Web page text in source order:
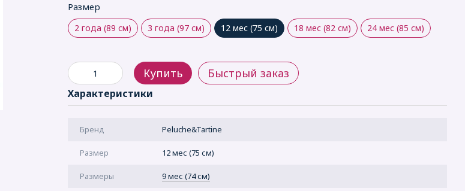
Размер
2 года (89 см) 3 года (97 см) 12 мес (75 см) 18 мес (82 см) 24 мес (85 см)
Купить Быстрый заказ
Характеристики
Бренд Peluche&Tartine
Размер 12 мес (75 см)
Рaзмеры 9 мес (74 см)